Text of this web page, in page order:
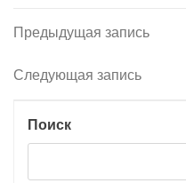
Навигация
по
Предыдущая
Предыдущая запись
Следующая
Следующая запись
Поиск